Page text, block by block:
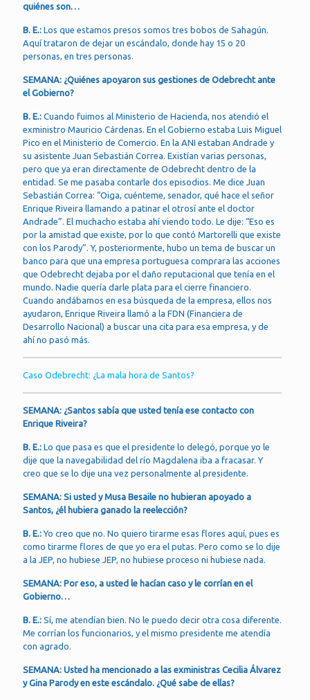
quiénes son…
B. E.: Los que estamos presos somos tres bobos de Sahagún.
Aquí trataron de dejar un escándalo, donde hay 15 o 20
personas, en tres personas.
SEMANA: ¿Quiénes apoyaron sus gestiones de Odebrecht ante
el Gobierno?
B. E.: Cuando fuimos al Ministerio de Hacienda, nos atendió el
exministro Mauricio Cárdenas. En el Gobierno estaba Luis Miguel
Pico en el Ministerio de Comercio. En la ANI estaban Andrade y
su asistente Juan Sebastián Correa. Existían varias personas,
pero que ya eran directamente de Odebrecht dentro de la
entidad. Se me pasaba contarle dos episodios. Me dice Juan
Sebastián Correa: “Oiga, cuénteme, senador, qué hace el señor
Enrique Riveira llamando a patinar el otrosí ante el doctor
Andrade”. El muchacho estaba ahí viendo todo. Le dije: “Eso es
por la amistad que existe, por lo que contó Martorelli que existe
con los Parody”. Y, posteriormente, hubo un tema de buscar un
banco para que una empresa portuguesa comprara las acciones
que Odebrecht dejaba por el daño reputacional que tenía en el
mundo. Nadie quería darle plata para el cierre financiero.
Cuando andábamos en esa búsqueda de la empresa, ellos nos
ayudaron, Enrique Riveira llamó a la FDN (Financiera de
Desarrollo Nacional) a buscar una cita para esa empresa, y de
ahí no pasó más.
Caso Odebrecht: ¿La mala hora de Santos?
SEMANA: ¿Santos sabía que usted tenía ese contacto con
Enrique Riveira?
B. E.: Lo que pasa es que el presidente lo delegó, porque yo le
dije que la navegabilidad del río Magdalena iba a fracasar. Y
creo que se lo dije una vez personalmente al presidente.
SEMANA: Si usted y Musa Besaile no hubieran apoyado a
Santos, ¿él hubiera ganado la reelección?
B. E.:Yo creo que no. No quiero tirarme esas flores aquí, pues es
como tirarme flores de que yo era el putas. Pero como se lo dije
a la JEP, no hubiese JEP, no hubiese proceso ni hubiese nada.
SEMANA: Por eso, a usted le hacían caso y le corrían en el
Gobierno…
B. E.: Sí, me atendían bien. No le puedo decir otra cosa diferente.
Me corrían los funcionarios, y el mismo presidente me atendía
con agrado.
SEMANA: Usted ha mencionado a las exministras Cecilia Álvarez
y Gina Parody en este escándalo. ¿Qué sabe de ellas?